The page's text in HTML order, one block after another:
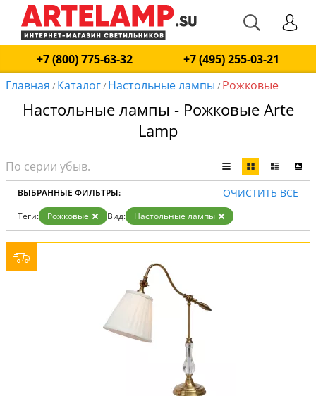
+7 (800) 775-63-32
+7 (495) 255-03-21
Главная / Каталог/ Настольные лампы / Рожковые
Настольные лампы - Рожковые Arte
Lamp
ВЫБРАННЫЕ ФИЛЬТРЫ: ОЧИСТИТЬ ВСЕ
Теги: Рожковые Вид: Настольные лампы